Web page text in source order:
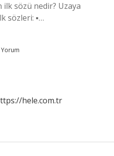
sözü nedir? Uzaya
sözleri: ▪︎…
hele.com.tr